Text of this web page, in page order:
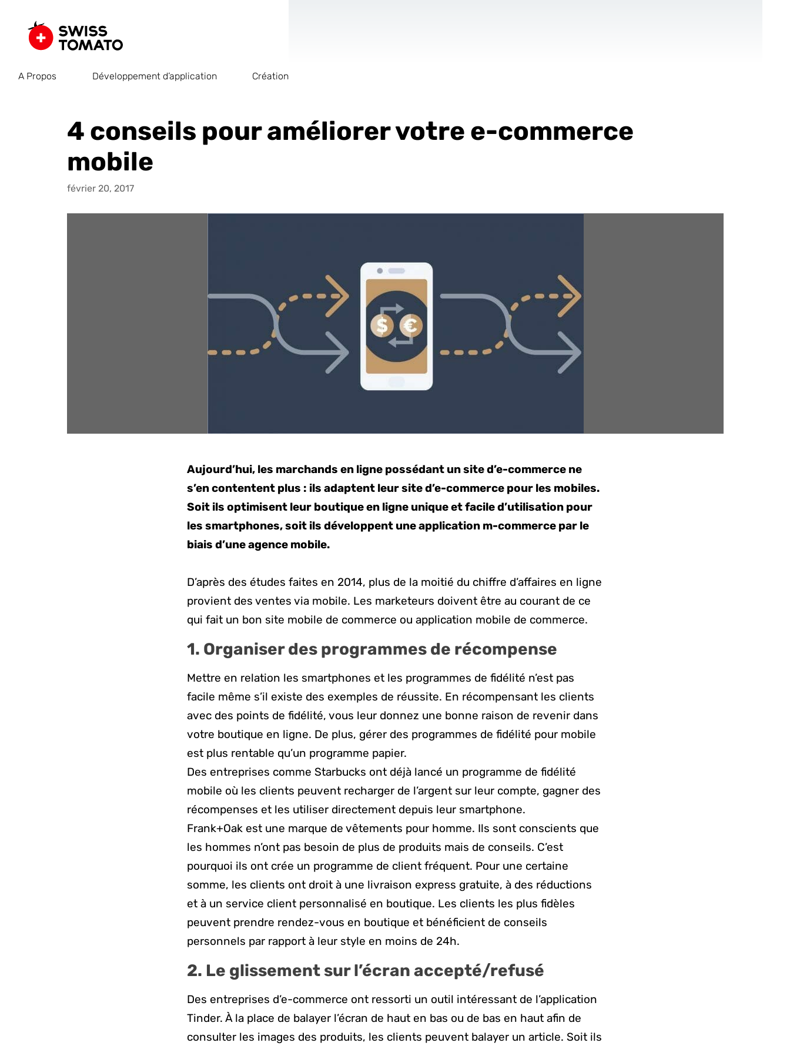
A Propos Développement d’application Création
4 conseils pour améliorer votre e-commerce
mobile
février 20, 2017
Aujourd’hui, les marchands en ligne possédant un site d’e-commerce ne
s’en contentent plus : ils adaptent leur site d’e-commerce pour les mobiles.
Soit ils optimisent leur boutique en ligne unique et facile d’utilisation pour
les smartphones, soit ils développent une application m-commerce par le
biais d’une agence mobile.
D’après des études faites en 2014, plus de la moitié du chiffre d’affaires en ligne
provient des ventes via mobile. Les marketeurs doivent être au courant de ce
qui fait un bon site mobile de commerce ou application mobile de commerce.
1. Organiser des programmes de récompense
Mettre en relation les smartphones et les programmes de fidélité n’est pas
facile même s’il existe des exemples de réussite. En récompensant les clients
avec des points de fidélité, vous leur donnez une bonne raison de revenir dans
votre boutique en ligne. De plus, gérer des programmes de fidélité pour mobile
est plus rentable qu’un programme papier.
Des entreprises comme Starbucks ont déjà lancé un programme de fidélité
mobile où les clients peuvent recharger de l’argent sur leur compte, gagner des
récompenses et les utiliser directement depuis leur smartphone.
Frank+Oak est une marque de vêtements pour homme. Ils sont conscients que
les hommes n’ont pas besoin de plus de produits mais de conseils. C’est
pourquoi ils ont crée un programme de client fréquent. Pour une certaine
somme, les clients ont droit à une livraison express gratuite, à des réductions
et à un service client personnalisé en boutique. Les clients les plus fidèles
peuvent prendre rendez-vous en boutique et bénéficient de conseils
personnels par rapport à leur style en moins de 24h.
2. Le glissement sur l’écran accepté/refusé
Des entreprises d’e-commerce ont ressorti un outil intéressant de l’application
Tinder. À la place de balayer l’écran de haut en bas ou de bas en haut afin de
consulter les images des produits, les clients peuvent balayer un article. Soit ils